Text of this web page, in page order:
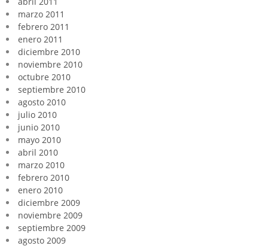
marzo 2011
febrero 2011
enero 2011
diciembre 2010
noviembre 2010
octubre 2010
septiembre 2010
agosto 2010
julio 2010
junio 2010
mayo 2010
abril 2010
marzo 2010
febrero 2010
enero 2010
diciembre 2009
noviembre 2009
septiembre 2009
agosto 2009